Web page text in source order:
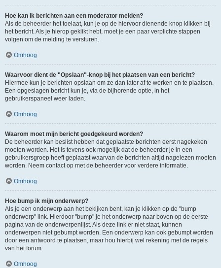
Hoe kan ik berichten aan een moderator melden?
Als de beheerder het toelaat, kun je op de hiervoor dienende knop klikken bij
het bericht. Als je hierop geklikt hebt, moet je een paar verplichte stappen
volgen om de melding te versturen.
Omhoog
Waarvoor dient de "Opslaan"-knop bij het plaatsen van een bericht?
Hiermee kun je berichten opslaan om ze dan later af te werken en te plaatsen.
Een opgeslagen bericht kun je, via de bijhorende optie, in het
gebruikerspaneel weer laden.
Omhoog
Waarom moet mijn bericht goedgekeurd worden?
De beheerder kan beslist hebben dat geplaatste berichten eerst nagekeken
moeten worden. Het is tevens ook mogelijk dat de beheerder je in een
gebruikersgroep heeft geplaatst waarvan de berichten altijd nagelezen moeten
worden. Neem contact op met de beheerder voor verdere informatie.
Omhoog
Hoe bump ik mijn onderwerp?
Als je een onderwerp aan het bekijken bent, kan je klikken op de "bump
onderwerp" link. Hierdoor "bump" je het onderwerp naar boven op de eerste
pagina van de onderwerpenlijst. Als deze link er niet staat, kunnen
onderwerpen niet gebumpt worden. Een onderwerp kan ook gebumpt worden
door een antwoord te plaatsen, maar hou hierbij wel rekening met de regels
van het forum.
Omhoog